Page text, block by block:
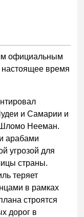
официальным
настоящее время
и Самарии и
Шломо Нееман.
арабами
угрозой для
страны.
теряет
в рамках
строятся
дорог в